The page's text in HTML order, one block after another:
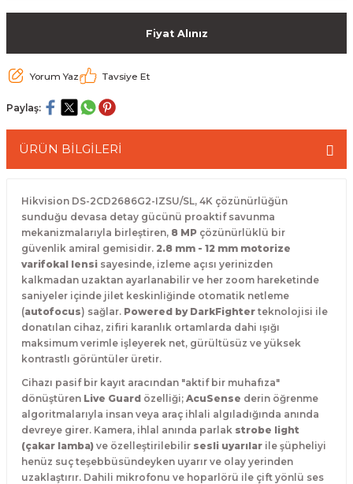
Fiyat Alınız
Yorum Yaz Tavsiye Et
Paylaş:
ÜRÜN BİLGİLERİ
Hikvision DS-2CD2686G2-IZSU/SL, 4K çözünürlüğün
sunduğu devasa detay gücünü proaktif savunma
mekanizmalarıyla birleştiren, 8 MP çözünürlüklü bir
güvenlik amiral gemisidir. 2.8 mm - 12 mm motorize
varifokal lensi sayesinde, izleme açısı yerinizden
kalkmadan uzaktan ayarlanabilir ve her zoom hareketinde
saniyeler içinde jilet keskinliğinde otomatik netleme
(autofocus) sağlar. Powered by DarkFighter teknolojisi ile
donatılan cihaz, zifiri karanlık ortamlarda dahi ışığı
maksimum verimle işleyerek net, gürültüsüz ve yüksek
kontrastlı görüntüler üretir.
Cihazı pasif bir kayıt aracından "aktif bir muhafıza"
dönüştüren Live Guard özelliği; AcuSense derin öğrenme
algoritmalarıyla insan veya araç ihlali algıladığında anında
devreye girer. Kamera, ihlal anında parlak strobe light
(çakar lamba) ve özelleştirilebilir sesli uyarılar ile şüpheliyi
henüz suç teşebbüsündeyken uyarır ve olay yerinden
uzaklaştırır. Dahili mikrofonu ve hoparlörü ile çift yönlü ses